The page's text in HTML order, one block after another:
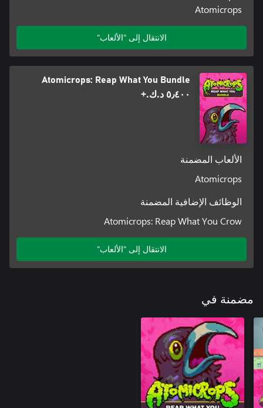
Atomicrops
الانتقال إلى "الألعاب"
Atomicrops: Reap What You Bundle
٥٫٤٠٠ د.ك.‏+
الألعاب المضمنة
Atomicrops
الوظائف الإضافية المضمنة
Atomicrops: Reap What You Crow
الانتقال إلى "الألعاب"
مضمنة في